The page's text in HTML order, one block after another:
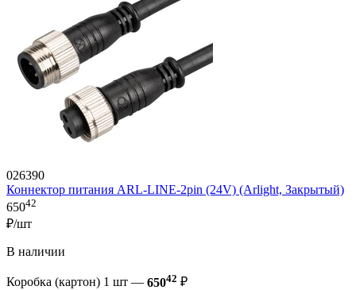
026390
Коннектор питания ARL-LINE-2pin (24V) (Arlight, Закрытый)
65042
₽/шт
В наличии
Коробка (картон) 1 шт — 65042 ₽